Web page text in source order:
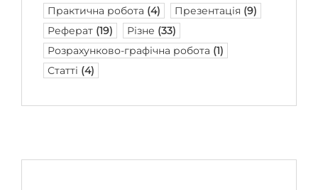
Практична робота (4) Презентація (9)
Реферат (19) Різне (33)
Розрахунково-графічна робота (1)
Статті (4)